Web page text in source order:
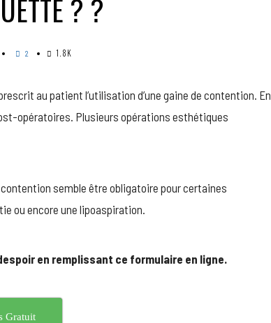
? ?
2 1.8K
au patient l’utilisation d’une gaine de contention. En
opératoires. Plusieurs opérations esthétiques
semble être obligatoire pour certaines
ou encore une lipoaspiration.
en remplissant ce formulaire en ligne.
Gratuit